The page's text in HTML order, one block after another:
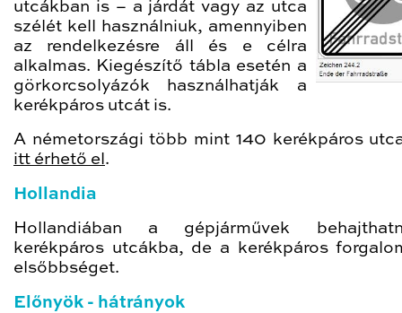
utcákban is – a járdát vagy az utca
szélét kell használniuk, amennyiben
az rendelkezésre áll és e célra
alkalmas. Kiegészítő tábla esetén a
görkorcsolyázók használhatják a
kerékpáros utcát is.
A németországi több mint 140 kerékpáros
itt érhető el .
Hollandia
Hollandiában a gépjárművek
kerékpáros utcákba, de a kerékpáros
elsőbbséget.
Előnyök - hátrányok